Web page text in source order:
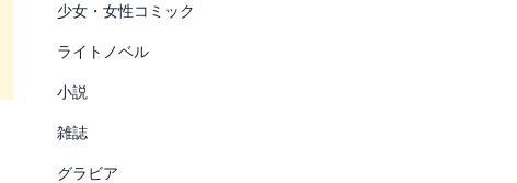
少女・女性コミック
ライトノベル
小説
雑誌
グラビア